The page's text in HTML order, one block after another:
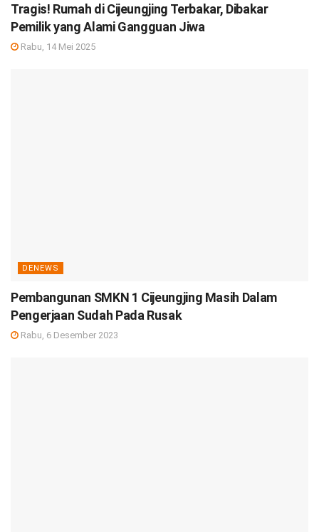
Tragis! Rumah di Cijeungjing Terbakar, Dibakar
Pemilik yang Alami Gangguan Jiwa
Rabu, 14 Mei 2025
DENEWS
Pembangunan SMKN 1 Cijeungjing Masih Dalam
Pengerjaan Sudah Pada Rusak
Rabu, 6 Desember 2023